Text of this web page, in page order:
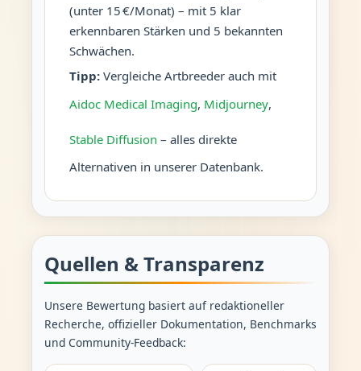
(unter 15 €/Monat) – mit 5 klar
erkennbaren Stärken und 5 bekannten
Schwächen.
Tipp:Vergleiche Artbreeder auch mit
Aidoc Medical Imaging, Midjourney,
Stable Diffusion – alles direkte
Alternativen in unserer Datenbank.
Quellen & Transparenz
Unsere Bewertung basiert auf redaktioneller
Recherche, offizieller Dokumentation, Benchmarks
und Community-Feedback: